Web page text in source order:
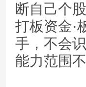
断自己个
打板资金·
手，不会
能力范围